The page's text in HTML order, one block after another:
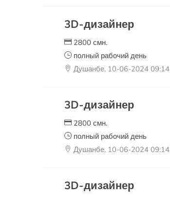
3D-дизайнер
2800 смн.
полный рабочий день
Душанбе, 10-06-2024 09:14
3D-дизайнер
2800 смн.
полный рабочий день
Душанбе, 10-06-2024 09:14
3D-дизайнер